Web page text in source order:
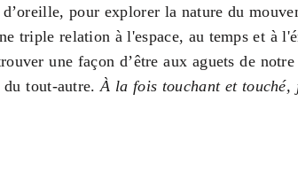
pour explorer la nature du
triple relation à l'espace, au temps et à
une façon d’être aux aguets de
du tout-autre.À la fois touchant et touché,